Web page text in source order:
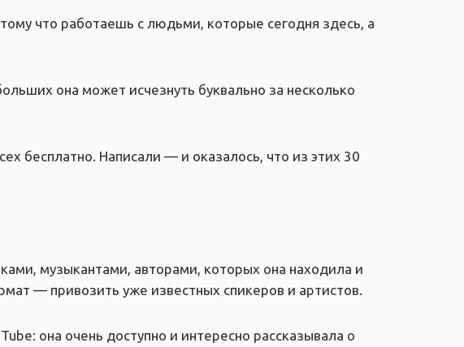
что работаешь с людьми, которые сегодня здесь, а
она может исчезнуть буквально за несколько
бесплатно. Написали — и оказалось, что из этих 30
музыкантами, авторами, которых она находила и
— привозить уже известных спикеров и артистов.
она очень доступно и интересно рассказывала о